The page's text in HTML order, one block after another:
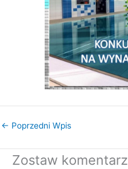
← Poprzedni Wpis
Zostaw komentarz